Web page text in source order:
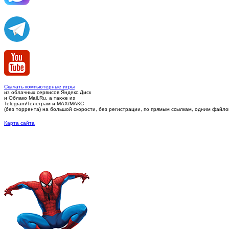
Скачать компьютерные игры
из облачных сервисов Яндекс.Диск
и Облако Mail.Ru, а также из
Telegram/Телеграм и MAX/МАКС
(без торрента) на большой скорости, без регистрации, по прямым ссылкам, одним
Карта сайта